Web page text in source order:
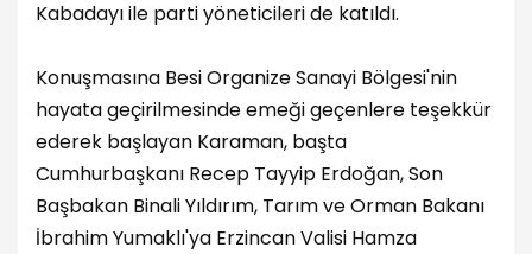
Kabadayı ile parti yöneticileri de katıldı.
Konuşmasına Besi Organize Sanayi Bölgesi'nin
hayata geçirilmesinde emeği geçenlere teşekkür
ederek başlayan Karaman, başta
Cumhurbaşkanı Recep Tayyip Erdoğan, Son
Başbakan Binali Yıldırım, Tarım ve Orman Bakanı
İbrahim Yumaklı'ya Erzincan Valisi Hamza